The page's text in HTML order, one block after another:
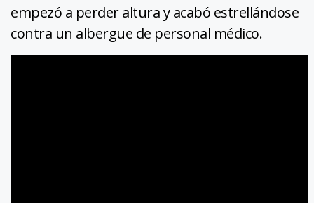
empezó a perder altura y acabó estrellándose
contra un albergue de personal médico.